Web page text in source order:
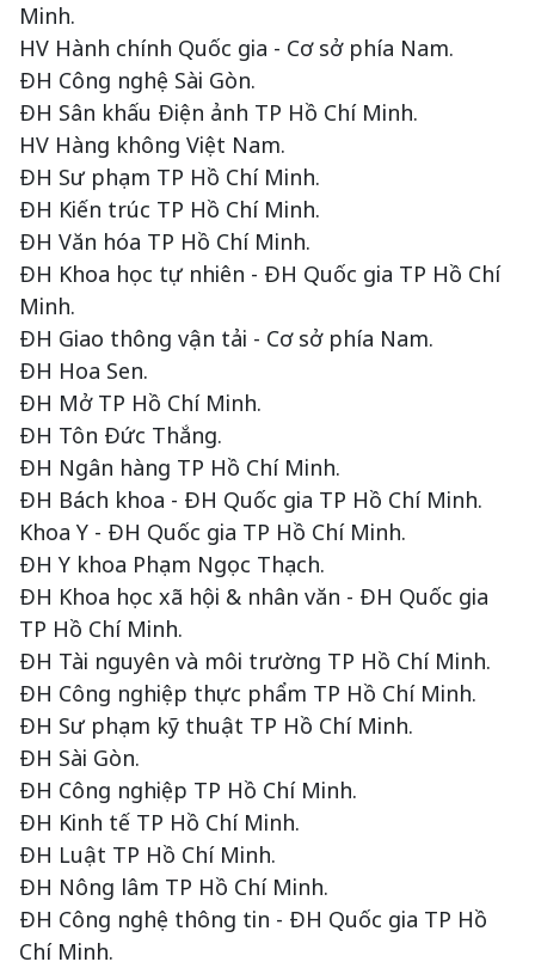
Minh.
HV Hành chính Quốc gia - Cơ sở phía Nam.
ĐH Công nghệ Sài Gòn.
ĐH Sân khấu Điện ảnh TP Hồ Chí Minh.
HV Hàng không Việt Nam.
ĐH Sư phạm TP Hồ Chí Minh.
ĐH Kiến trúc TP Hồ Chí Minh.
ĐH Văn hóa TP Hồ Chí Minh.
ĐH Khoa học tự nhiên - ĐH Quốc gia TP Hồ Chí
Minh.
ĐH Giao thông vận tải - Cơ sở phía Nam.
ĐH Hoa Sen.
ĐH Mở TP Hồ Chí Minh.
ĐH Tôn Đức Thắng.
ĐH Ngân hàng TP Hồ Chí Minh.
ĐH Bách khoa - ĐH Quốc gia TP Hồ Chí Minh.
Khoa Y - ĐH Quốc gia TP Hồ Chí Minh.
ĐH Y khoa Phạm Ngọc Thạch.
ĐH Khoa học xã hội & nhân văn - ĐH Quốc gia
TP Hồ Chí Minh.
ĐH Tài nguyên và môi trường TP Hồ Chí Minh.
ĐH Công nghiệp thực phẩm TP Hồ Chí Minh.
ĐH Sư phạm kỹ thuật TP Hồ Chí Minh.
ĐH Sài Gòn.
ĐH Công nghiệp TP Hồ Chí Minh.
ĐH Kinh tế TP Hồ Chí Minh.
ĐH Luật TP Hồ Chí Minh.
ĐH Nông lâm TP Hồ Chí Minh.
ĐH Công nghệ thông tin - ĐH Quốc gia TP Hồ
Chí Minh.